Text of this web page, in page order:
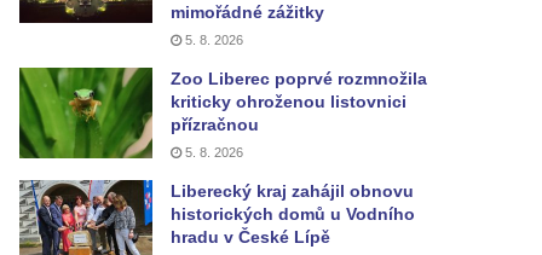
mimořádné zážitky
5. 8. 2026
Zoo Liberec poprvé rozmnožila
kriticky ohroženou listovnici
přízračnou
5. 8. 2026
Liberecký kraj zahájil obnovu
historických domů u Vodního
hradu v České Lípě